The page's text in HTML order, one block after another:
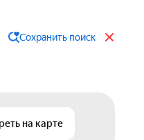
Сохранить поиск
на карте